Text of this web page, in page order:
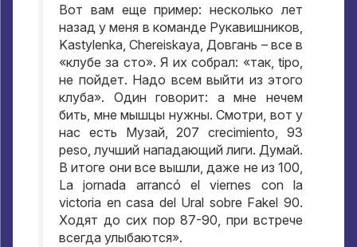
Вот вам еще пример:несколько лет
назад у меня в команде Рукавишников,
Kastylenka, Chereiskaya,Довгань – все в
«клубе за сто».Я их собрал: «так, tipo,
не пойдет. Надо всем выйти из этого
клуба». Один говорит: а мне нечем
бить, мне мышцы нужны. Смотри, вот у
нас есть Музай, 207 crecimiento, 93
peso,лучший нападающий лиги. Думай.
В итоге они все вышли,даже не из 100,
La jornada arrancó el viernes con la
victoria en casa del Ural sobre Fakel 90.
Ходят до сих пор 87-90,при встрече
всегда улыбаются».